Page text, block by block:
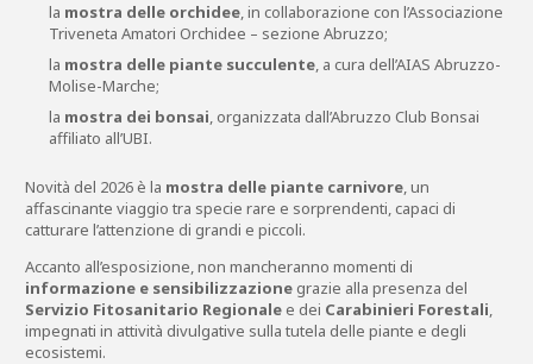
la mostra delle orchidee, in collaborazione con l’Associazione
Triveneta Amatori Orchidee – sezione Abruzzo;
la mostra delle piante succulente, a cura dell’AIAS Abruzzo-
Molise-Marche;
la mostra dei bonsai, organizzata dall’Abruzzo Club Bonsai
affiliato all’UBI.
Novità del 2026 è la mostra delle piante carnivore, un
affascinante viaggio tra specie rare e sorprendenti, capaci di
catturare l’attenzione di grandi e piccoli.
Accanto all’esposizione, non mancheranno momenti di
informazione e sensibilizzazione grazie alla presenza del
Servizio Fitosanitario Regionale e dei Carabinieri Forestali,
impegnati in attività divulgative sulla tutela delle piante e degli
ecosistemi.